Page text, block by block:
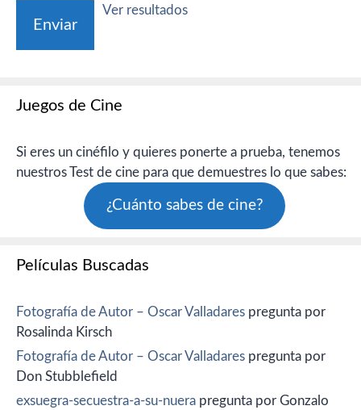
Ver resultados
Juegos de Cine
Si eres un cinéfilo y quieres ponerte a prueba, tenemos
nuestros Test de cine para que demuestres lo que sabes:
¿Cuánto sabes de cine?
Películas Buscadas
Fotografía de Autor – Oscar Valladares pregunta por
Rosalinda Kirsch
Fotografía de Autor – Oscar Valladares pregunta por
Don Stubblefield
exsuegra-secuestra-a-su-nuera pregunta por Gonzalo